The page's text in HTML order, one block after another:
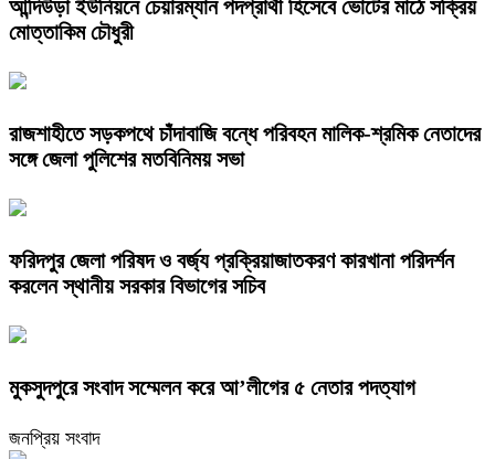
আন্দিউড়া ইউনিয়নে চেয়ারম্যান পদপ্রার্থী হিসেবে ভোটের মাঠে সক্রিয়
মোত্তাকিম চৌধুরী
রাজশাহীতে সড়কপথে চাঁদাবাজি বন্ধে পরিবহন মালিক-শ্রমিক নেতাদের
সঙ্গে জেলা পুলিশের মতবিনিময় সভা
ফরিদপুর জেলা পরিষদ ও বর্জ্য প্রক্রিয়াজাতকরণ কারখানা পরিদর্শন
করলেন স্থানীয় সরকার বিভাগের সচিব
মুকসুদপুরে সংবাদ সম্মেলন করে আ’লীগের ৫ নেতার পদত্যাগ
জনপ্রিয় সংবাদ